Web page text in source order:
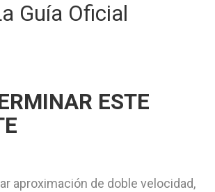
Guía Oficial
ESTE
aproximación de doble velocidad,